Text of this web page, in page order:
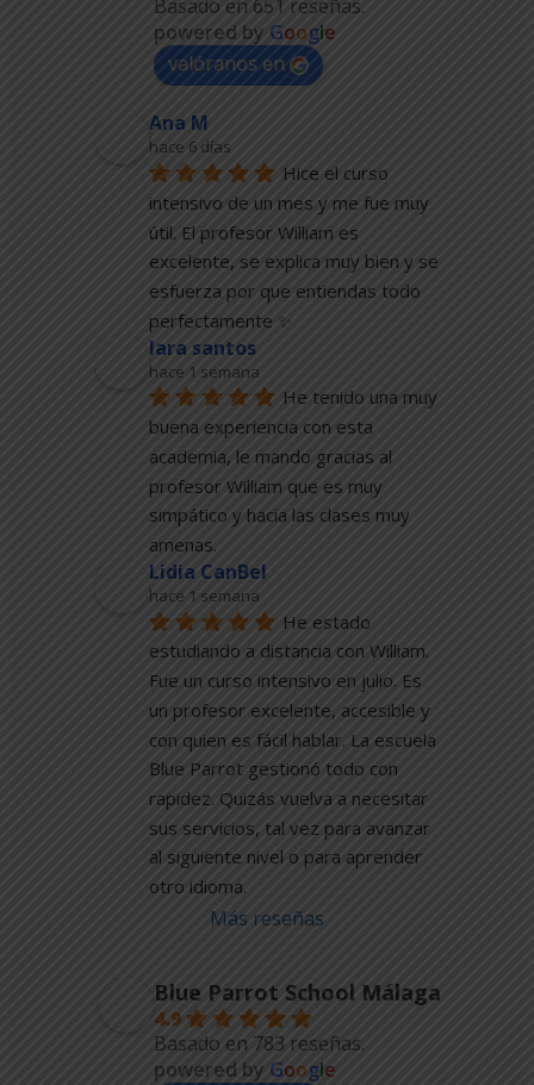
Basado en 651 reseñas.
powered by Google
valóranos en
Ana M
hace 6 días
Hice el curso
intensivo de un mes y me fue muy
útil. El profesor William es
excelente, se explica muy bien y se
esfuerza por que entiendas todo
perfectamente ✨
lara santos
hace 1 semana
He tenido una muy
buena experiencia con esta
academia, le mando gracias al
profesor William que es muy
simpático y hacia las clases muy
amenas.
Lidia CanBel
hace 1 semana
He estado
estudiando a distancia con William.
Fue un curso intensivo en julio. Es
un profesor excelente, accesible y
con quien es fácil hablar. La escuela
Blue Parrot gestionó todo con
rapidez. Quizás vuelva a necesitar
sus servicios, tal vez para avanzar
al siguiente nivel o para aprender
otro idioma.
Más reseñas
Blue Parrot School Málaga
4.9
Basado en 783 reseñas.
powered by Google